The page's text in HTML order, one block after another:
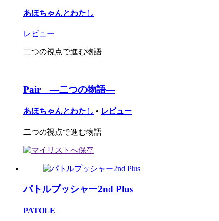
あほちゃんとわたし
レビュー
二つの視点で進む物語
Pair ―二つの物語―
あほちゃんとわたし • レビュー
二つの視点で進む物語
パトルプッシャー2nd Plus
PATOLE